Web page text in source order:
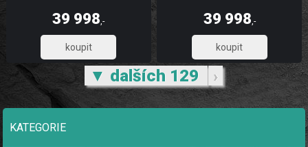
39 998,-
33 056,20
39 998,-
33 056,20
▼ dalších 129 ›
KATEGORIE